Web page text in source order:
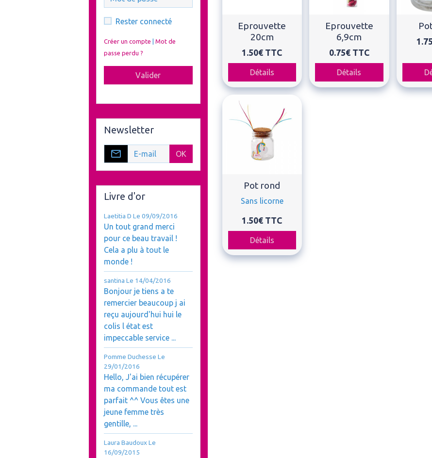
Eprouvette
20cm
1.50€ TTC
Détails
Eprouvette
6,9cm
0.75€ TTC
Détails
Pot rond
Sans licorne
1.50€ TTC
Détails
Rester connecté
Créer un compte
Mot de
passe perdu ?
Valider
Newsletter
OK
Livre d'or
Laetitia D Le 09/09/2016
Un tout grand merci
pour ce beau travail !
Cela a plu à tout le
monde !
santina Le 14/04/2016
Bonjour je tiens a te
remercier beaucoup j ai
reçu aujourd'hui hui le
colis l état est
impeccable service ...
Pomme Duchesse Le
29/01/2016
Hello, J'ai bien récupérer
ma commande tout est
parfait ^^ Vous êtes une
jeune femme très
gentille, ...
Laura BaudouxLe
16/09/2015